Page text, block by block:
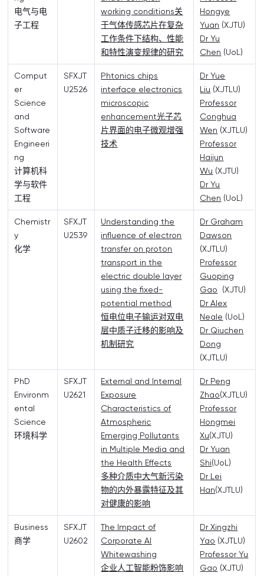
电气与电
子工程
working conditions关
于气体传感芯片在复杂
工作条件下结构、性能
和特性演变规律的研究
Hongye
Yuan (XJTU)
Dr Yu
Chen (UoL)
Comput
er
Science
and
Software
Engineeri
ng
计算机科
学与软件
工程
SFXJT
U2526
Phtonics chips
interface electronics
microscopic
enhancement光子芯
片界面的电子微观增强
技术
Dr Yue
Liu (XJTLU)
Professor
Conghua
Wen (XJTLU)
Professor
Haijun
Wu (XJTU)
Dr Yu
Chen (UoL)
Chemistr
y
化学
SFXJT
U2539
Understanding the
influence of electron
transfer on proton
transport in the
electric double layer
using the fixed-
potential method
恒电位电子输运对双电
层中质子迁移的影响及
机制研究
Dr Graham
Dawson
(XJTLU)
Professor
Guoping
Gao (XJTU)
Dr Alex
Neale (UoL)
Dr Qiuchen
Dong
(XJTLU)
PhD
Environm
ental
Science
环境科学
SFXJT
U2621
External and Internal
Exposure
Characteristics of
Atmospheric
Emerging Pollutants
in Multiple Media and
the Health Effects
多种介质中大气新污染
物的内外暴露特征及其
对健康的影响
Dr Peng
Zhao(XJTLU)
Professor
Hongmei
Xu(XJTU)
Dr Yuan
Shi(UoL)
Dr Lei
Han(XJTLU)
Business
商学
SFXJT
U2602
The Impact of
Corporate AI
Whitewashing
企业人工智能粉饰影响
Dr Xingzhi
Yao (XJTLU)
Professor Yu
Gao (XJTU)